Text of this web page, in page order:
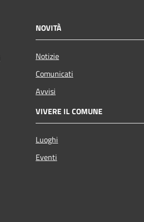
NOVITÀ
Notizie
Comunicati
Avvisi
VIVERE IL COMUNE
Luoghi
Eventi